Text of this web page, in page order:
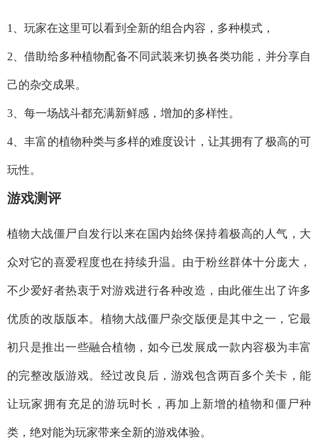
1、玩家在这里可以看到全新的组合内容，多种模式，
2、借助给多种植物配备不同武装来切换各类功能，并分享自
己的杂交成果。
3、每一场战斗都充满新鲜感，增加的多样性。
4、丰富的植物种类与多样的难度设计，让其拥有了极高的可
玩性。
游戏测评
植物大战僵尸自发行以来在国内始终保持着极高的人气，大
众对它的喜爱程度也在持续升温。由于粉丝群体十分庞大，
不少爱好者热衷于对游戏进行各种改造，由此催生出了许多
优质的改版版本。植物大战僵尸杂交版便是其中之一，它最
初只是推出一些融合植物，如今已发展成一款内容极为丰富
的完整改版游戏。经过改良后，游戏包含两百多个关卡，能
让玩家拥有充足的游玩时长，再加上新增的植物和僵尸种
类，绝对能为玩家带来全新的游戏体验。